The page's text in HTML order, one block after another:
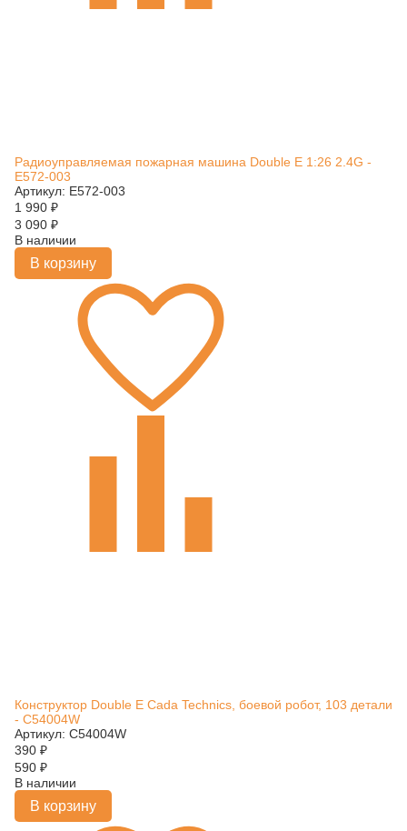
Радиоуправляемая пожарная машина Double E 1:26 2.4G -
E572-003
Артикул: E572-003
1 990 ₽
3 090 ₽
В наличии
В корзину
Конструктор Double E Cada Technics, боевой робот, 103 детали
- C54004W
Артикул: C54004W
390 ₽
590 ₽
В наличии
В корзину